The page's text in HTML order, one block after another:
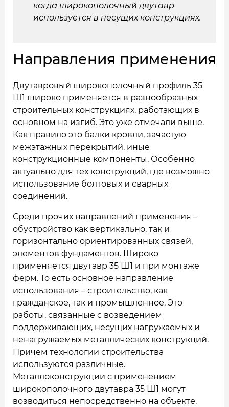
когда широкополочный двутавр
используется в несущих конструкциях.
Направления применения
Двутавровый широкополочный профиль 35
Ш1 широко применяется в разнообразных
строительных конструкциях, работающих в
основном на изгиб. Это уже отмечали выше.
Как правило это балки кровли, зачастую
межэтажных перекрытий, иные
конструкционные компоненты. Особенно
актуально для тех конструкций, где возможно
использование болтовых и сварных
соединений.
Среди прочих направлений применения –
обустройство как вертикально, так и
горизонтально ориентированных связей,
элементов фундаментов. Широко
применяется двутавр 35 Ш1 и при монтаже
ферм. То есть основное направление
использования – строительство, как
гражданское, так и промышленное. Это
работы, связанные с возведением
поддерживающих, несущих нагружаемых и
ненагружаемых металлических конструкций.
Причем технологии строительства
используются различные.
Металлоконструкции с применением
широкополочного двутавра 35 Ш1 могут
возводиться непосредственно на объекте.